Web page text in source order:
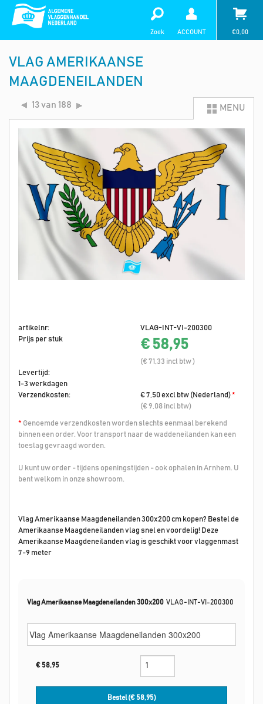
Zoek ACCOUNT €0,00
VLAG AMERIKAANSE
MAAGDENEILANDEN
13 van 188 MENU
artikelnr:
VLAG-INT-VI-200300
Prijs per stuk
€ 58,95
(€ 71,33 incl btw )
Levertijd:
1-3 werkdagen
Verzendkosten:
€ 7,50 excl btw (Nederland)*
(€ 9,08 incl btw)
* Genoemde verzendkosten worden slechts eenmaal berekend
binnen een order. Voor transport naar de waddeneilanden kan een
toeslag gevraagd worden.
U kunt uw order - tijdens openingstijden - ook ophalen in Arnhem. U
bent welkom in onze showroom.
Vlag Amerikaanse Maagdeneilanden 300x200 cm kopen? Bestel de
Amerikaanse Maagdeneilanden vlag snel en voordelig! Deze
Amerikaanse Maagdeneilanden vlag is geschikt voor vlaggenmast
7-9 meter
Vlag Amerikaanse Maagdeneilanden 300x200 VLAG-INT-VI-200300
€ 58,95
Bestel (€ 58,95)